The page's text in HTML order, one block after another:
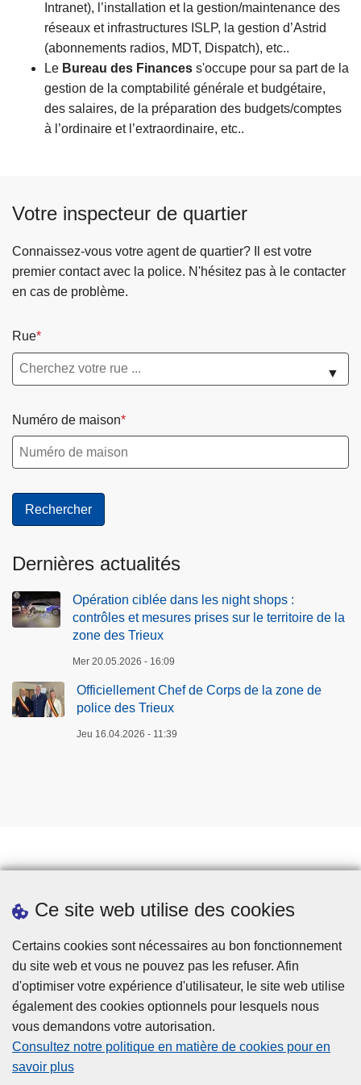
Ce site web utilise des cookies
Certains cookies sont nécessaires au bon fonctionnement
du site web et vous ne pouvez pas les refuser. Afin
d'optimiser votre expérience d'utilisateur, le site web utilise
également des cookies optionnels pour lesquels nous
vous demandons votre autorisation.
Consultez notre politique en matière de cookies pour en
savoir plus
Intranet), l’installation et la gestion/maintenance des
réseaux et infrastructures ISLP, la gestion d’Astrid
(abonnements radios, MDT, Dispatch), etc..
Le Bureau des Finances s'occupe pour sa part de la
gestion de la comptabilité générale et budgétaire,
des salaires, de la préparation des budgets/comptes
à l’ordinaire et l’extraordinaire, etc..
Votre inspecteur de quartier
Connaissez-vous votre agent de quartier? Il est votre
premier contact avec la police. N'hésitez pas à le contacter
en cas de problème.
Rue
▼
Numéro de maison
Dernières actualités
Opération ciblée dans les night shops :
contrôles et mesures prises sur le territoire de la
zone des Trieux
Mer 20.05.2026 - 16:09
Officiellement Chef de Corps de la zone de
police des Trieux
Jeu 16.04.2026 - 11:39
Téléchargements
Presse